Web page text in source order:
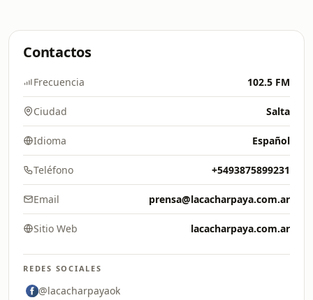
Contactos
Frecuencia 102.5 FM
Ciudad Salta
Idioma Español
Teléfono +5493875899231
Email prensa@lacacharpaya.com.ar
Sitio Web lacacharpaya.com.ar
REDES SOCIALES
@lacacharpayaok